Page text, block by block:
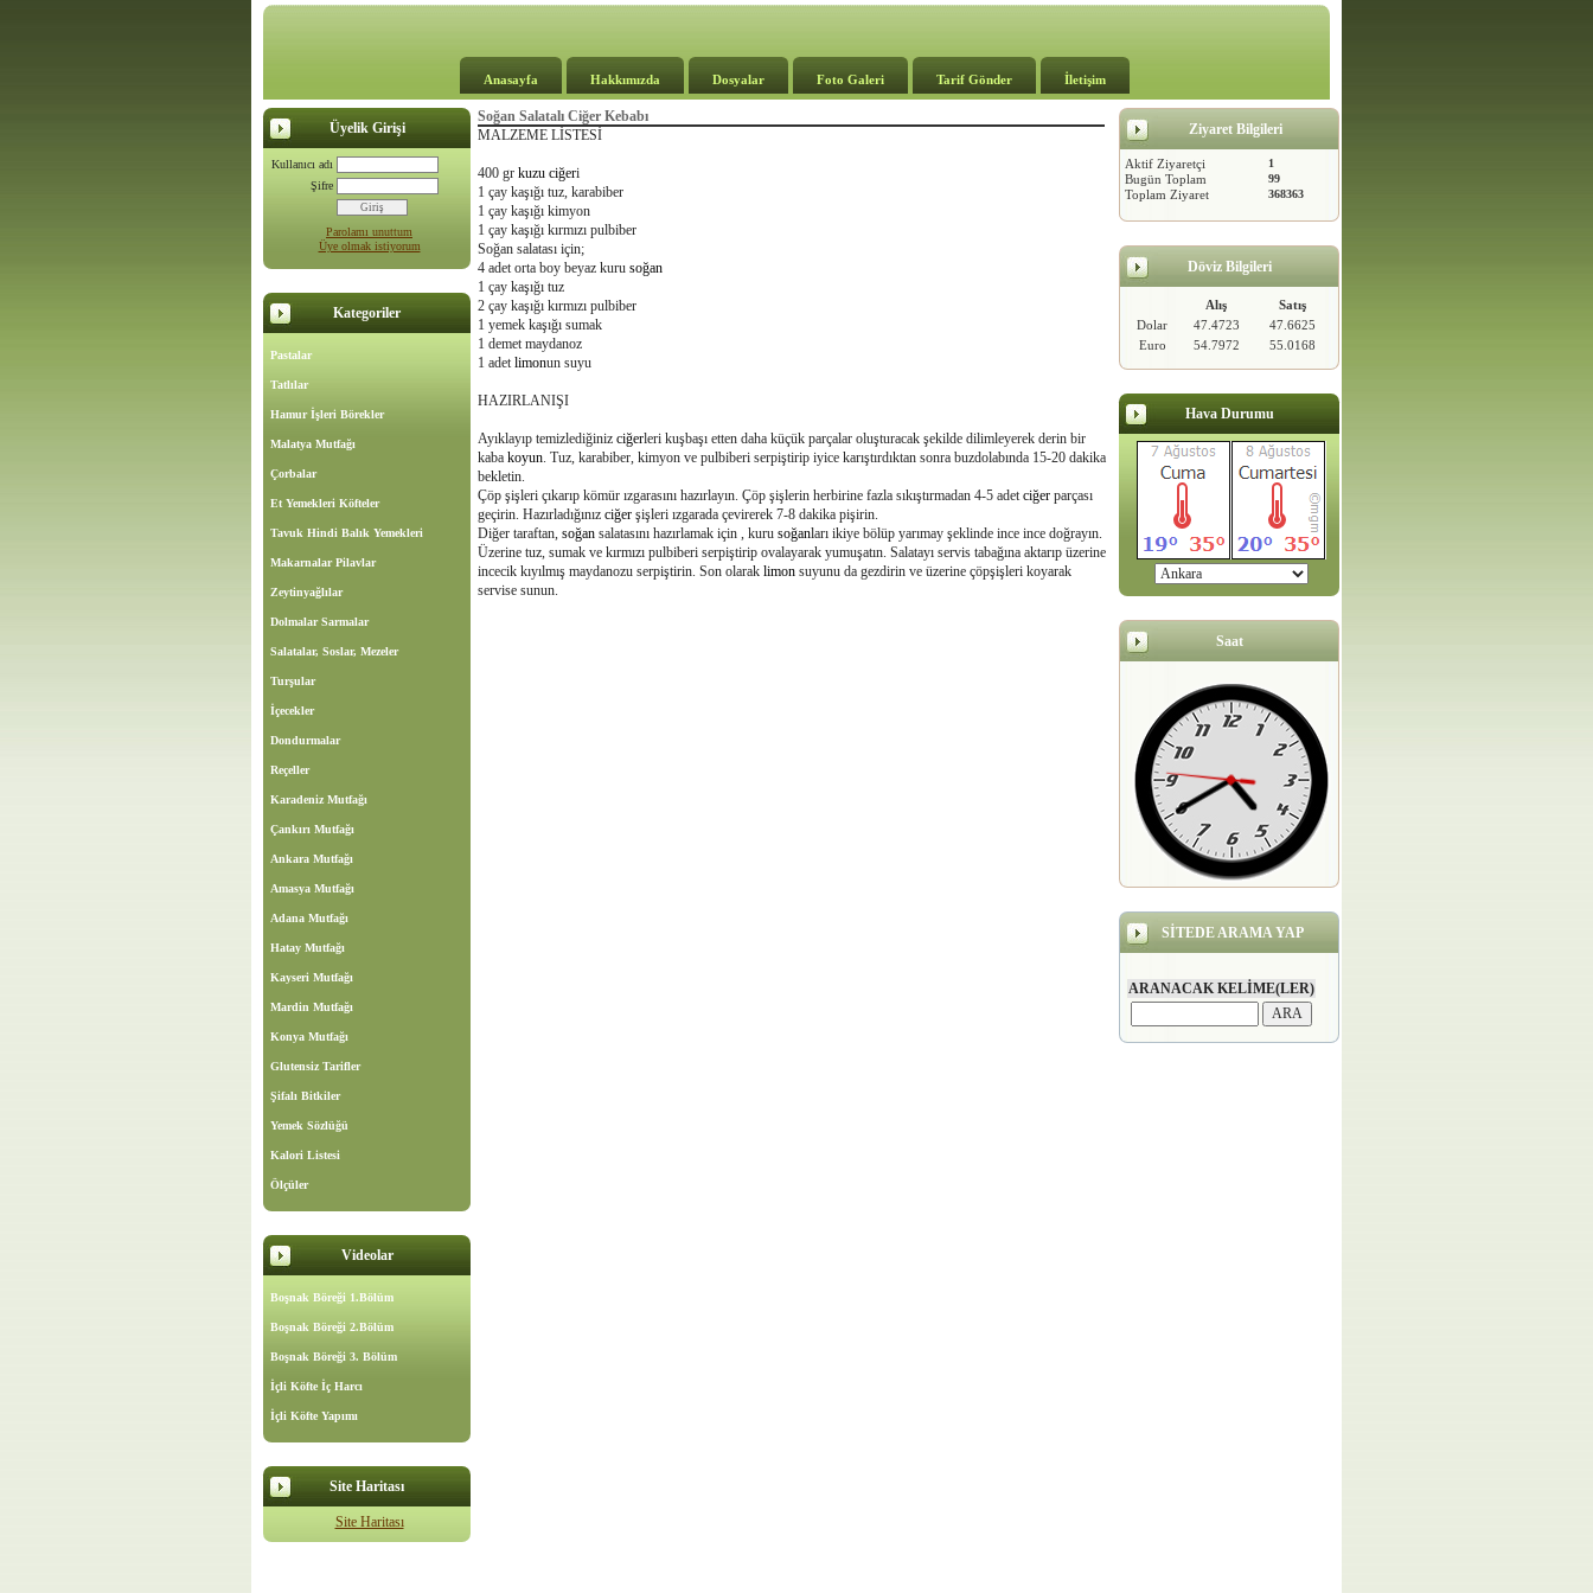
Anasayfa Hakkımızda Dosyalar Foto Galeri Tarif Gönder İletişim
Üyelik Girişi
Kullanıcı adı
Şifre
Parolamı unuttum
Üye olmak istiyorum
Kategoriler
Pastalar
Tatlılar
Hamur İşleri Börekler
Malatya Mutfağı
Çorbalar
Et Yemekleri Köfteler
Tavuk Hindi Balık Yemekleri
Makarnalar Pilavlar
Zeytinyağlılar
Dolmalar Sarmalar
Salatalar, Soslar, Mezeler
Turşular
İçecekler
Dondurmalar
Reçeller
Karadeniz Mutfağı
Çankırı Mutfağı
Ankara Mutfağı
Amasya Mutfağı
Adana Mutfağı
Hatay Mutfağı
Kayseri Mutfağı
Mardin Mutfağı
Konya Mutfağı
Glutensiz Tarifler
Şifalı Bitkiler
Yemek Sözlüğü
Kalori Listesi
Ölçüler
Videolar
Boşnak Böreği 1.Bölüm
Boşnak Böreği 2.Bölüm
Boşnak Böreği 3. Bölüm
İçli Köfte İç Harcı
İçli Köfte Yapımı
Site Haritası
Site Haritası
Soğan Salatalı Ciğer Kebabı
MALZEME LİSTESİ
400 gr kuzu ciğeri
1 çay kaşığı tuz, karabiber
1 çay kaşığı kimyon
1 çay kaşığı kırmızı pulbiber
Soğan salatası için;
4 adet orta boy beyaz kuru soğan
1 çay kaşığı tuz
2 çay kaşığı kırmızı pulbiber
1 yemek kaşığı sumak
1 demet maydanoz
1 adetlimonun suyu
HAZIRLANIŞI
Ayıklayıp temizlediğiniz ciğerleri kuşbaşı etten daha küçük parçalar oluşturacak şekilde dilimleyerek derin bir
kaba koyun. Tuz, karabiber, kimyon ve pulbiberi serpiştirip iyice karıştırdıktan sonra buzdolabında 15-20 dakika
bekletin.
Çöp şişleri çıkarıp kömür ızgarasını hazırlayın. Çöp şişlerin herbirine fazla sıkıştırmadan 4-5 adetciğer parçası
geçirin. Hazırladığınız ciğer şişleri ızgarada çevirerek 7-8 dakika pişirin.
Diğer taraftan, soğan salatasını hazırlamak için , kuru soğanları ikiye bölüp yarımay şeklinde ince ince doğrayın.
Üzerine tuz, sumak ve kırmızı pulbiberi serpiştirip ovalayarak yumuşatın. Salatayı servis tabağına aktarıp üzerine
incecik kıyılmış maydanozu serpiştirin. Son olarak limon suyunu da gezdirin ve üzerine çöpşişleri koyarak
servise sunun.
Ziyaret Bilgileri
Aktif Ziyaretçi 1
Bugün Toplam 99
Toplam Ziyaret 368363
Döviz Bilgileri
Alış
Satış
Dolar
47.4723
47.6625
Euro
54.7972 55.0168
Hava Durumu
Saat
SİTEDE ARAMA YAP
ARANACAK KELİME(LER)